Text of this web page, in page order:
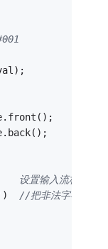
置输入流标志位
) //把非法字符过滤